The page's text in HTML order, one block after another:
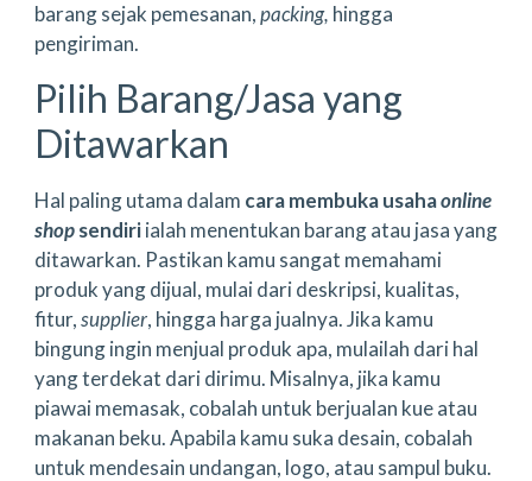
barang sejak pemesanan,packing, hingga
pengiriman.
Pilih Barang/Jasa yang
Ditawarkan
Hal paling utama dalam cara membuka usahaonline
shopsendiriialah menentukan barang atau jasa yang
ditawarkan. Pastikan kamu sangat memahami
produk yang dijual, mulai dari deskripsi, kualitas,
fitur,supplier, hingga harga jualnya. Jika kamu
bingung ingin menjual produk apa, mulailah dari hal
yang terdekat dari dirimu. Misalnya, jika kamu
piawai memasak, cobalah untuk berjualan kue atau
makanan beku. Apabila kamu suka desain, cobalah
untuk mendesain undangan, logo, atau sampul buku.